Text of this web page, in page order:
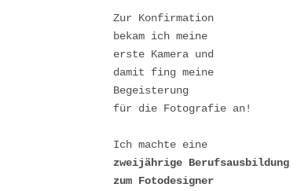
Zur Konfirmation
bekam ich meine
erste Kamera und
damit fing meine
Begeisterung
für die Fotografie an!
zweijährige Berufsausbildung